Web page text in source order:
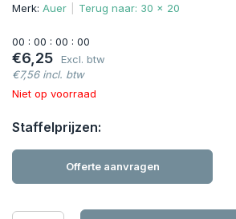
Merk: Auer Terug naar: 30 x 20
00 : 00 : 00 : 00
€6,25
Excl. btw
€7,56 incl. btw
Niet op voorraad
Staffelprijzen:
Offerte aanvragen